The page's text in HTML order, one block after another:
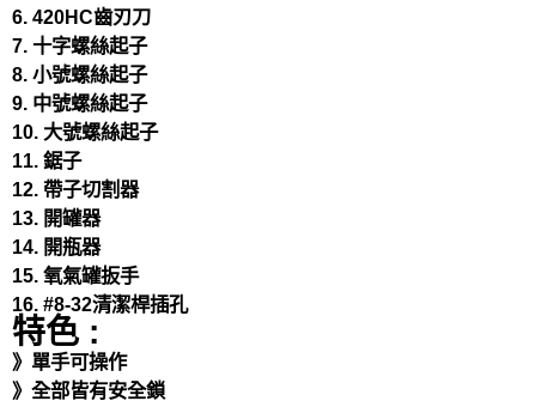
6. 420HC齒刃刀
7. 十字螺絲起子
8. 小號螺絲起子
9. 中號螺絲起子
10. 大號螺絲起子
11. 鋸子
12. 帶子切割器
13. 開罐器
14. 開瓶器
15. 氧氣罐扳手
16. #8-32清潔桿插孔
特色 :
》單手可操作
》全部皆有安全鎖